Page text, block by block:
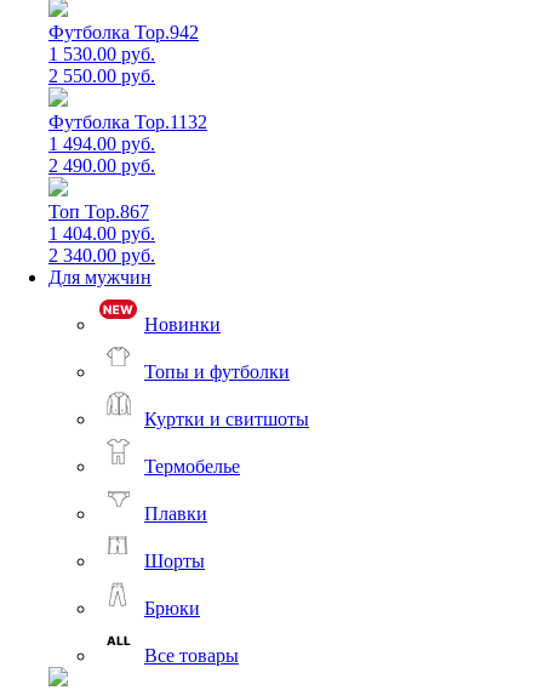
Футболка Top.942
1 530.00 руб.
2 550.00 руб.
Футболка Top.1132
1 494.00 руб.
2 490.00 руб.
Топ Top.867
1 404.00 руб.
2 340.00 руб.
Для мужчин
Новинки
Топы и футболки
Куртки и свитшоты
Термобелье
Плавки
Шорты
Брюки
Все товары